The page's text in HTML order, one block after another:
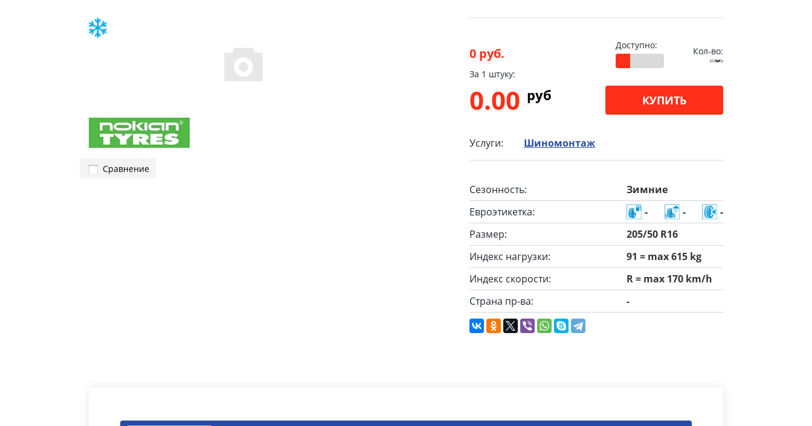
Сравнение
0 руб.
Доступно:
Кол-во:
За 1 штуку:
0.00 pуб КУПИТЬ
Услуги: Шиномонтаж
Сезонность:
Зимние
Евроэтикетка:
- -
-
Размер:
205/50 R16
Индекс нагрузки:
91 = max 615 kg
Индекс скорости:
R = max 170 km/h
Страна пр-ва:
-